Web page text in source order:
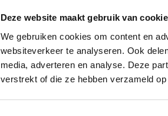
Deze website maakt gebruik van
We gebruiken cookies om content en
websiteverkeer te analyseren. Ook
media, adverteren en analyse. Deze
verstrekt of die ze hebben verzameld
Audi A3
Sportback 40 TFSIe Plug-